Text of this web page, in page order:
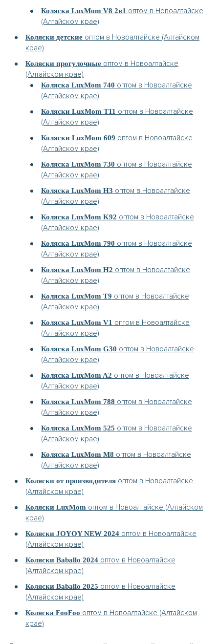
Коляска LuxMom V8 2в1 оптом в Новоалтайске
(Алтайском крае)
Коляски детские оптом в Новоалтайске (Алтайском
крае)
Коляски прогулочные оптом в Новоалтайске
(Алтайском крае)
Коляска LuxMom 740 оптом в Новоалтайске
(Алтайском крае)
Коляски LuxMom T11 оптом в Новоалтайске
(Алтайском крае)
Коляски LuxMom 609 оптом в Новоалтайске
(Алтайском крае)
Коляска LuxMom 730 оптом в Новоалтайске
(Алтайском крае)
Коляска LuxMom H3 оптом в Новоалтайске
(Алтайском крае)
Коляска LuxMom K92 оптом в Новоалтайске
(Алтайском крае)
Коляска LuxMom 790 оптом в Новоалтайске
(Алтайском крае)
Коляска LuxMom H2 оптом в Новоалтайске
(Алтайском крае)
Коляска LuxMom T9 оптом в Новоалтайске
(Алтайском крае)
Коляска LuxMom V1 оптом в Новоалтайске
(Алтайском крае)
Коляска LuxMom G30 оптом в Новоалтайске
(Алтайском крае)
Коляска LuxMom A2 оптом в Новоалтайске
(Алтайском крае)
Коляска LuxMom 788 оптом в Новоалтайске
(Алтайском крае)
Коляска LuxMom 525 оптом в Новоалтайске
(Алтайском крае)
Коляска LuxMom M8 оптом в Новоалтайске
(Алтайском крае)
Коляски от производителя оптом в Новоалтайске
(Алтайском крае)
Коляски LuxMom оптом в Новоалтайске (Алтайском
крае)
Коляски JOYOY NEW 2024 оптом в Новоалтайске
(Алтайском крае)
Коляски Baballo 2024 оптом в Новоалтайске
(Алтайском крае)
Коляски Baballo 2025 оптом в Новоалтайске
(Алтайском крае)
Коляска FooFoo оптом в Новоалтайске (Алтайском
крае)